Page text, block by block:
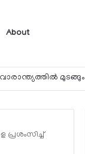
About
മുടങ്ങും
പ്രശംസിച്ച്